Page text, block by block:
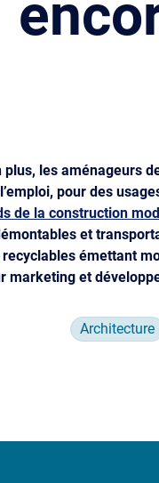
plus, les aménageurs
pour des
de la construction
et
émettant
marketing et
Architecture